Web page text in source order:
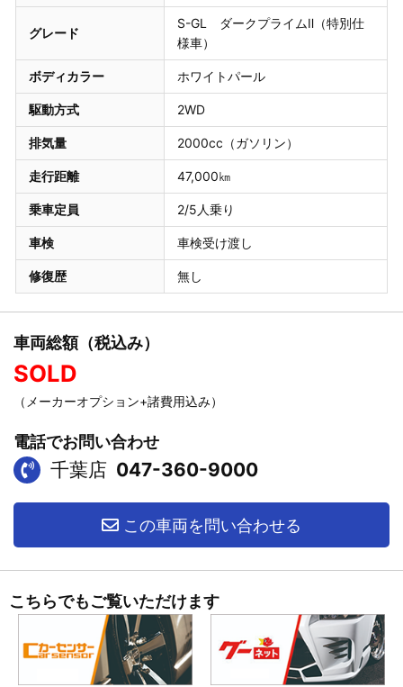
グレード
S-GL ダークプライムⅡ（特別仕
様車）
ボディカラー ホワイトパール
駆動方式 2WD
排気量 2000cc（ガソリン）
走行距離 47,000㎞
乗車定員 2/5人乗り
車検 車検受け渡し
修復歴 無し
車両総額（税込み）
SOLD
（メーカーオプション+諸費用込み）
電話でお問い合わせ
千葉店 047-360-9000
この車両を問い合わせる
こちらでもご覧いただけます